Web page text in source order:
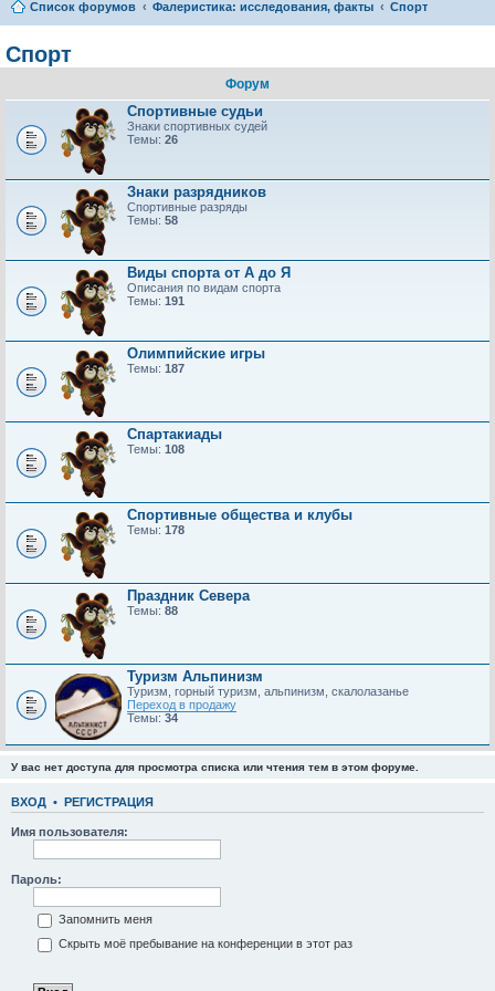
Список форумов Фалеристика: исследования, факты Спорт
Спорт
Форум
Спортивные судьи
Знаки спортивных судей
Темы: 26
Знаки разрядников
Спортивные разряды
Темы: 58
Виды спорта от А до Я
Описания по видам спорта
Темы: 191
Олимпийские игры
Темы: 187
Спартакиады
Темы: 108
Спортивные общества и клубы
Темы: 178
Праздник Севера
Темы: 88
Туризм Альпинизм
Туризм, горный туризм, альпинизм, скалолазанье
Переход в продажу
Темы: 34
У вас нет доступа для просмотра списка или чтения тем в этом форуме.
ВХОД • РЕГИСТРАЦИЯ
Имя пользователя:
Пароль:
Запомнить меня
Скрыть моё пребывание на конференции в этот раз